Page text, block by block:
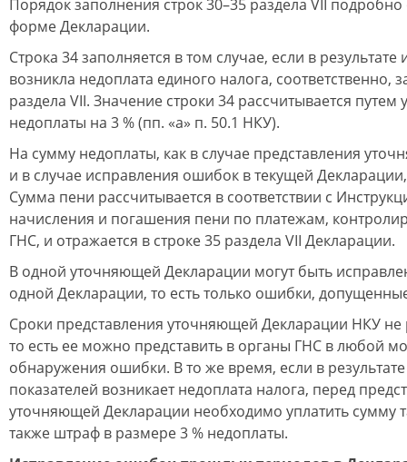
Порядок заполнения строк 30–35 раздела VII
форме Декларации.
Строка 34 заполняется в том случае, если в
возникла недоплата единого налога, соответственно,
раздела VIІ. Значение строки 34 рассчитывается
недоплаты на 3 % (пп. «а» п. 50.1 НКУ).
На сумму недоплаты, как в случае представления
и в случае исправления ошибок в текущей
Сумма пени рассчитывается в соответствии с
начисления и погашения пени по платежам,
ГНС, и отражается в строке 35 раздела VIІ Декларации.
В одной уточняющей Декларации могут быть
одной Декларации, то есть только ошибки,
Сроки представления уточняющей Декларации НКУ
то есть ее можно представить в органы ГНС в любой
обнаружения ошибки. В то же время, если в
показателей возникает недоплата налога, перед
уточняющей Декларации необходимо уплатить сумму
также штраф в размере 3 % недоплаты.